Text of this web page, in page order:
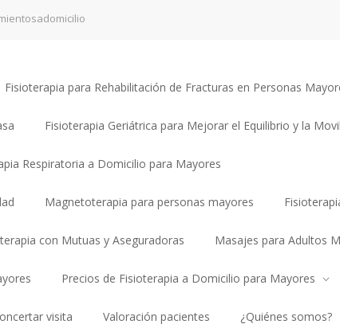
Fisioterapia para Rehabilitación de Fracturas en Personas
Fisioterapia Geriátrica para Mejorar el Equilibrio y la
Respiratoria a Domicilio para Mayores
Magnetoterapia para personas mayores
con Mutuas y Aseguradoras Masajes para Adultos
Precios de Fisioterapia a Domicilio para Mayores
visita Valoración pacientes ¿Quiénes somos?